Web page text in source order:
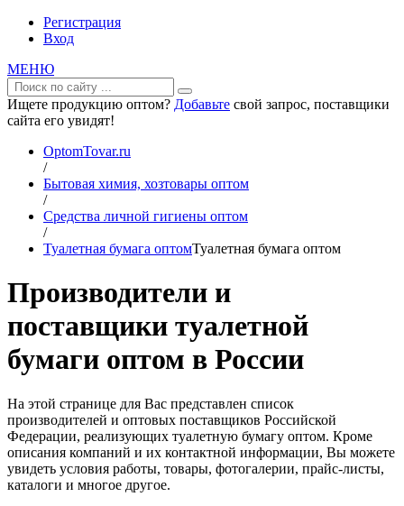
Регистрация
Вход
МЕНЮ
Ищете продукцию оптом? Добавьте свой запрос, поставщики
сайта его увидят!
OptomTovar.ru
/
Бытовая химия, хозтовары оптом
/
Средства личной гигиены оптом
/
Туалетная бумага оптомТуалетная бумага оптом
Производители и
поставщики туалетной
бумаги оптом в России
На этой странице для Вас представлен список
производителей и оптовых поставщиков Российской
Федерации, реализующих туалетную бумагу оптом. Кроме
описания компаний и их контактной информации, Вы можете
увидеть условия работы, товары, фотогалерии, прайс-листы,
каталоги и многое другое.